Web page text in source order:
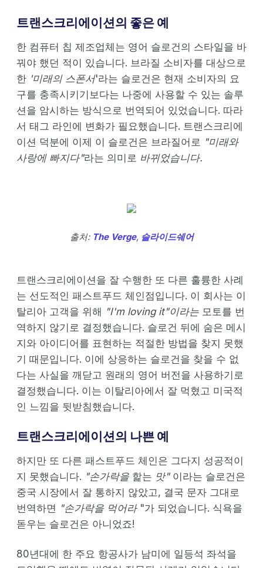
트랜스크리에이션의 좋은 예
한 컴퓨터 칩 제조업체는 영어 슬로건의 스타일을 바
꿔야 했던 적이 있습니다. 브라질 소비자를 대상으로
한 '미래의 스폰서'라는 슬로건은 현재 소비자의 요
구를 충족시키기보다는 나중에 사용할 수 있는 솔루
션을 암시하는 방식으로 번역되어 있었습니다. 따라
서 태그 라인에 변화가 필요했습니다. 트랜스크리에
이션 덕분에 이제 이 슬로건은 브라질어로 "미래와
사랑에 빠지다"라는 의미로 바뀌었습니다.
출처: The Verge, 슬라이드쉐어
트랜스크리에이션을 잘 수행한 또 다른 훌륭한 사례
는 선도적인 패스트푸드 체인점입니다. 이 회사는 이
탈리아 고객을 위해 "I'm loving it"이라는 모토를 번
역하지 않기로 결정했습니다. 슬로건 뒤에 숨은 메시
지와 아이디어를 표현하는 적절한 방법을 찾지 못했
기 때문입니다. 이에 상응하는 슬로건을 찾을 수 없
다는 사실을 깨닫고 원래의 영어 버전을 사용하기로
결정했습니다. 이는 이탈리아에서 잘 먹혔고 미국적
인 느낌을 뒷받침했습니다.
트랜스크리에이션의 나쁜 예
하지만 또 다른 패스트푸드 체인은 그다지 성공적이
지 못했습니다. "손가락을 핥는 맛"이라는 슬로건은
중국 시장에서 잘 통하지 않았고, 결국 문자 그대로
번역하면 "손가락을 먹어라 "가 되었습니다. 식욕을
돋우는 슬로건은 아니었죠!
80년대에 한 주요 항공사가 남미에 일등석 좌석을